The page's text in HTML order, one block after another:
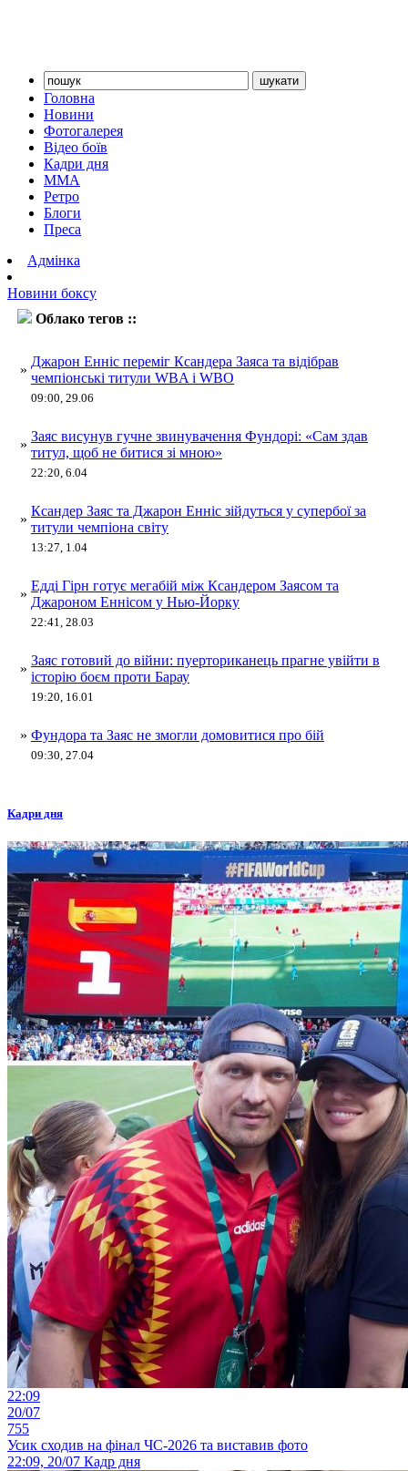
Головна
Новини
Фотогалерея
Відео боїв
Кадри дня
ММА
Ретро
Блоги
Преса
Адмінка
Новини боксу
Облако тегов ::
»
Джарон Енніс переміг Ксандера Заяса та відібрав
чемпіонські титули WBA і WBO
09:00, 29.06
»
Заяс висунув гучне звинувачення Фундорі: «Сам здав
титул, щоб не битися зі мною»
22:20, 6.04
»
Ксандер Заяс та Джарон Енніс зійдуться у супербої за
титули чемпіона світу
13:27, 1.04
»
Едді Гірн готує мегабій між Ксандером Заясом та
Джароном Еннісом у Нью-Йорку
22:41, 28.03
»
Заяс готовий до війни: пуерториканець прагне увійти в
історію боєм проти Барау
19:20, 16.01
» Фундора та Заяс не змогли домовитися про бій
09:30, 27.04
Кадри дня
22:09
20/07
755
Усик сходив на фінал ЧС-2026 та виставив фото
22:09, 20/07 Кадр дня